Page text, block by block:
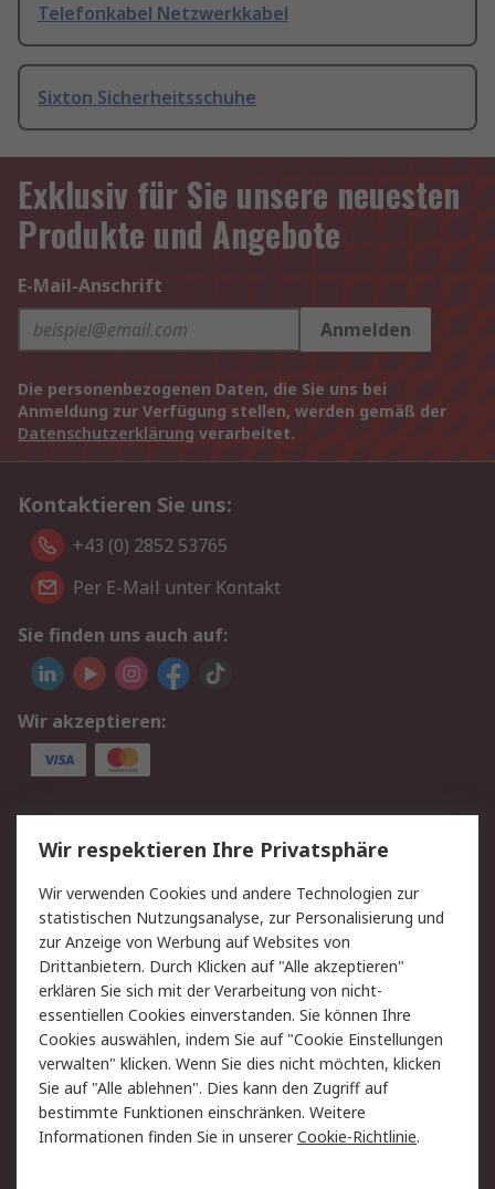
Telefonkabel Netzwerkkabel
Sixton Sicherheitsschuhe
Exklusiv für Sie unsere neuesten
Produkte und Angebote
E-Mail-Anschrift
Anmelden
Die personenbezogenen Daten, die Sie uns bei
Anmeldung zur Verfügung stellen, werden gemäß der
Datenschutzerklärung verarbeitet.
Kontaktieren Sie uns:
+43 (0) 2852 53765
Per E-Mail unter Kontakt
Sie finden uns auch auf:
Wir akzeptieren:
Service
Value Added Services
Lieferlösungen
Rücksendung/Entsorgung Kontakt
Hilfe
Rechtliches
RS Verkaufs- und
Lieferbedingungen
Datenschutz
Cookie-Richtlinie
Zahlungsbedingungen
Impressum
Webseite Konditionen
Wir respektieren Ihre Privatsphäre
Wir verwenden Cookies und andere Technologien zur
statistischen Nutzungsanalyse, zur Personalisierung und
zur Anzeige von Werbung auf Websites von
Drittanbietern. Durch Klicken auf "Alle akzeptieren"
erklären Sie sich mit der Verarbeitung von nicht-
essentiellen Cookies einverstanden. Sie können Ihre
Cookies auswählen, indem Sie auf "Cookie Einstellungen
verwalten" klicken. Wenn Sie dies nicht möchten, klicken
Sie auf "Alle ablehnen". Dies kann den Zugriff auf
bestimmte Funktionen einschränken. Weitere
Informationen finden Sie in unsererCookie-Richtlinie.